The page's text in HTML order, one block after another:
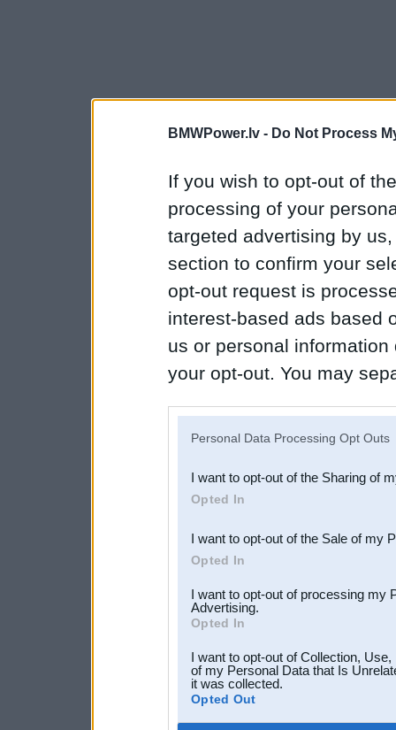
BMWPower.lv - Do Not Process
If you wish to opt-out of
processing of your
targeted advertising by
section to confirm your
opt-out request is
interest-based ads based
us or personal
your opt-out. You may
Downstream Participants
third parties.
Personal Data Processing Opt Outs
I want to opt-out of the Sharing of
Opted In
I want to opt-out of the Sale of my
Opted In
I want to opt-out of processing my
Advertising.
Opted In
I want to opt-out of Collection,
of my Personal Data that Is
it was collected.
Opted Out